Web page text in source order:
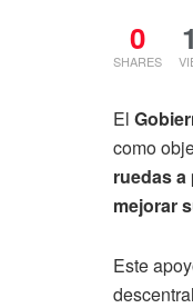
0
SHARES
El
como
ruedas
mejorar
Este